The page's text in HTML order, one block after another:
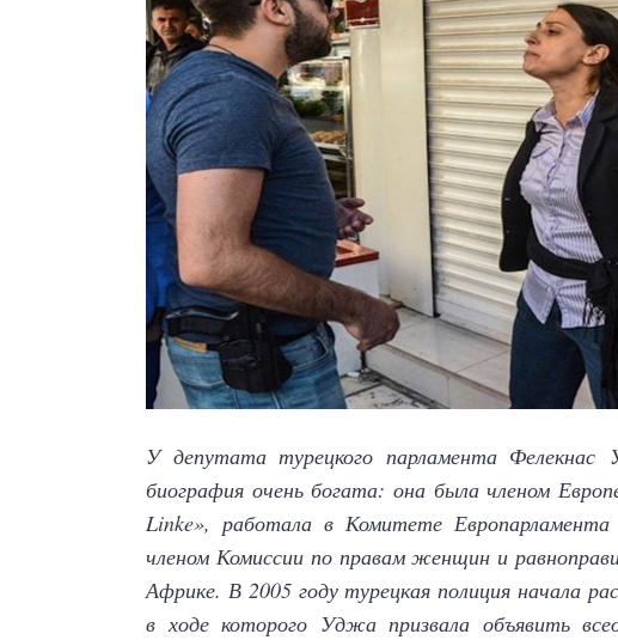
У депутата турецкого парламента
биография очень богата: она была членом
Linke», работала в Комитете
членом Комиссии по правам женщин и
Африке. В 2005 году турецкая полиция начала
в ходе которого Уджа призвала объявить